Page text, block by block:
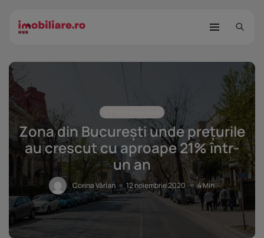
STUDIU Imobiliare.ro: Câtă încredere
mai...
25 noiembrie 2025 8 Min
Investițiile publice și private
Zona din București unde prețurile
au crescut cu aproape 21% într-
un an
Corina Vârlan 12 noiembrie 2020 4 Min